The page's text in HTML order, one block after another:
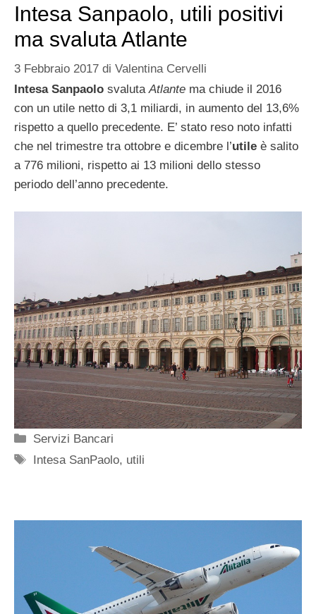
Intesa Sanpaolo, utili positivi
ma svaluta Atlante
3 Febbraio 2017 di Valentina Cervelli
Intesa Sanpaolo svalutaAtlante ma chiude il 2016
con un utile netto di 3,1 miliardi, in aumento del 13,6%
rispetto a quello precedente. E’ stato reso noto infatti
che nel trimestre tra ottobre e dicembre l’utile è salito
a 776 milioni, rispetto ai 13 milioni dello stesso
periodo dell’anno precedente.
Categorie
Servizi Bancari
Tag
Intesa SanPaolo, utili